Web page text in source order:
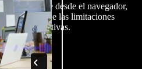
accesible desde el navegador,
liberarse de las limitaciones
ideas creativas.